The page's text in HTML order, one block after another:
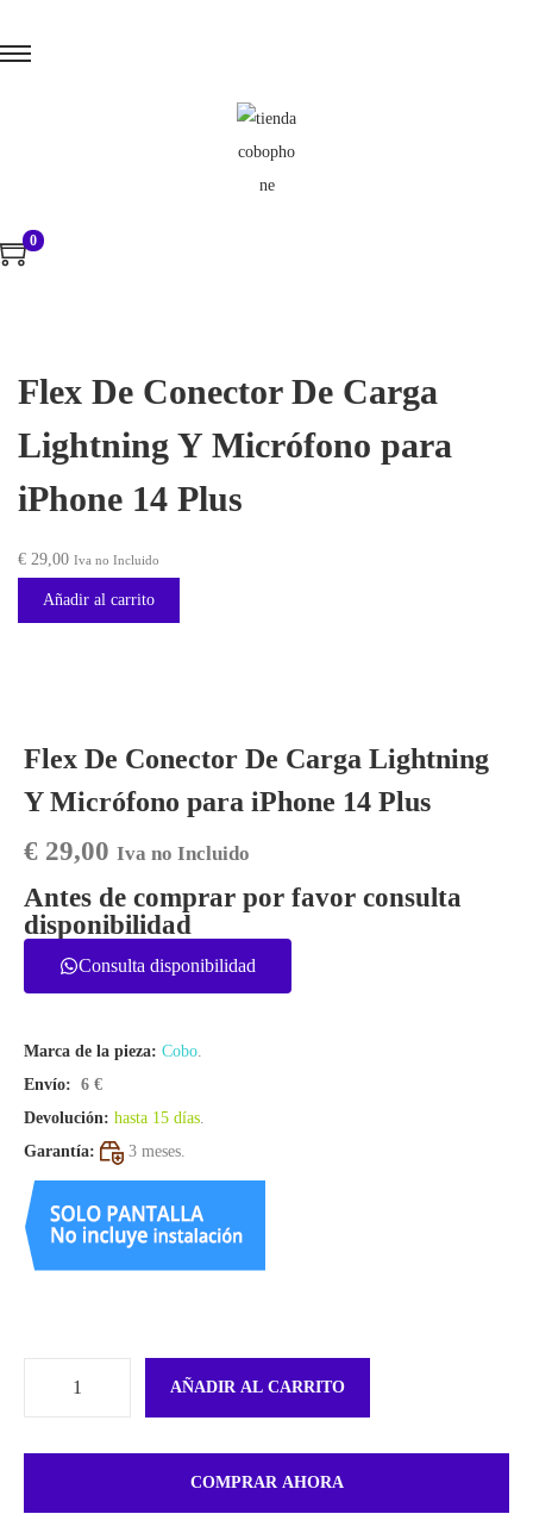
0
Flex De Conector De Carga
Lightning Y Micrófono para
iPhone 14 Plus
€ 29,00 Iva no Incluido
Añadir al carrito
Flex De Conector De Carga Lightning
Y Micrófono para iPhone 14 Plus
€ 29,00 Iva no Incluido
Antes de comprar por favor consulta
disponibilidad
Consulta disponibilidad
Marca de la pieza: Cobo
Envío: 6 €
Devolución: hasta 15 días
Garantía:
3 meses.
AÑADIR AL CARRITO
COMPRAR AHORA